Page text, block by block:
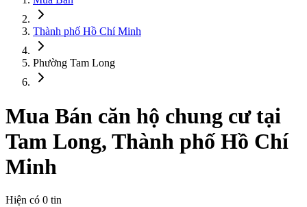
Thành phố Hồ Chí Minh
Phường Tam Long
Mua Bán căn hộ chung cư tại
Tam Long, Thành phố Hồ Chí
Minh
Hiện có 0 tin